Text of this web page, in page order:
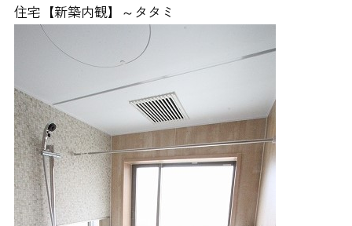
住宅【新築内観】～タタミ